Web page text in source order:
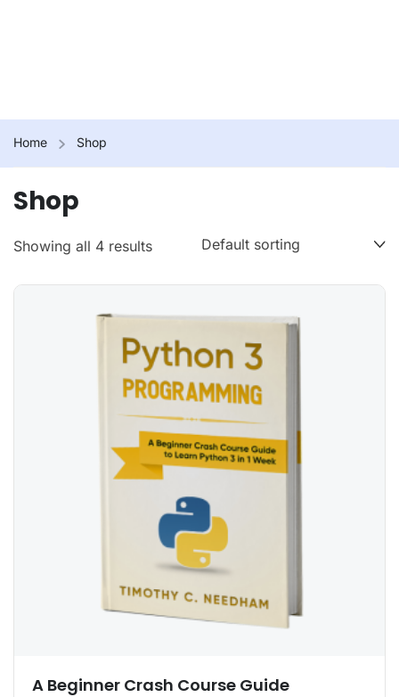
Home Shop
Shop
Showing all 4 results
A Beginner Crash Course Guide